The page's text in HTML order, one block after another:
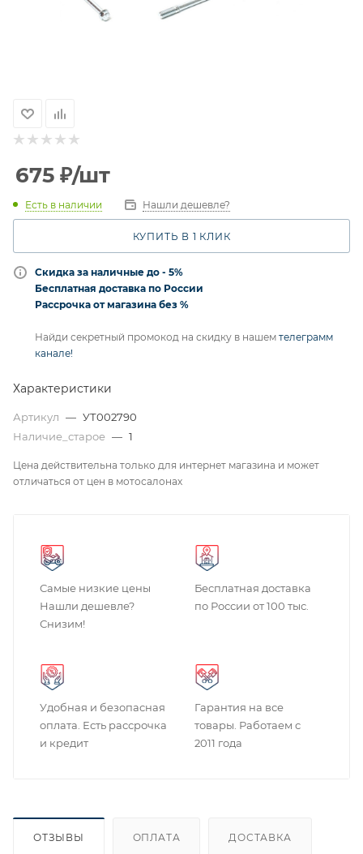
675 ₽/шт
Есть в наличии Нашли дешевле?
КУПИТЬ В 1 КЛИК
Скидка за наличные до - 5%
Бесплатная доставка по России
Рассрочка от магазина без %
Найди секретный промокод на скидку в нашем телеграмм
канале!
Характеристики
Артикул — УТ002790
Наличие_старое — 1
Цена действительна только для интернет магазина и может
отличаться от цен в мотосалонах
Самые низкие цены
Нашли дешевле?
Снизим!
Бесплатная доставка
по России от 100 тыс.
Удобная и безопасная
оплата. Есть рассрочка
и кредит
Гарантия на все
товары. Работаем с
2011 года
ОТЗЫВЫ ОПЛАТА ДОСТАВКА